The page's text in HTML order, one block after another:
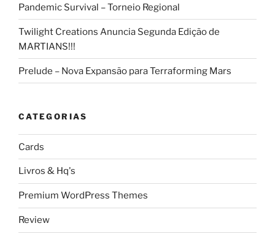
Pandemic Survival – Torneio Regional
Twilight Creations Anuncia Segunda Edição de
MARTIANS!!!
Prelude – Nova Expansão para Terraforming Mars
CATEGORIAS
Cards
Livros & Hq's
Premium WordPress Themes
Review